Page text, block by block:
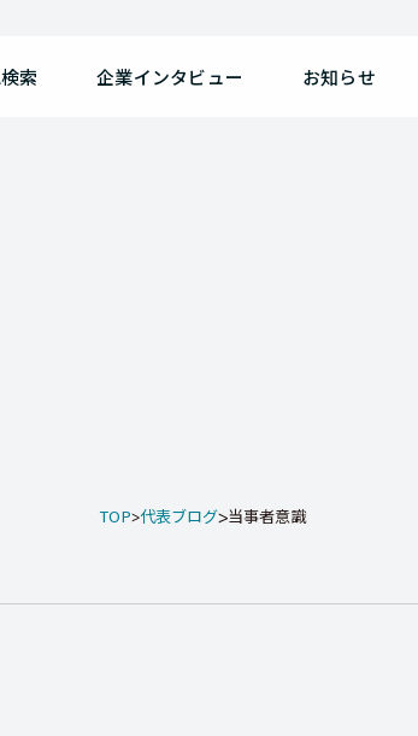
索 企業インタビュー お知らせ
TOP 代表ブログ 当事者意識